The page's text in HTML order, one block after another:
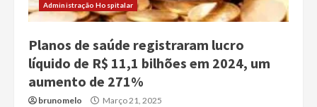
Administração Hospitalar
Planos de saúde registraram lucro
líquido de R$ 11,1 bilhões em 2024, um
aumento de 271%
brunomelo Março 21, 2025